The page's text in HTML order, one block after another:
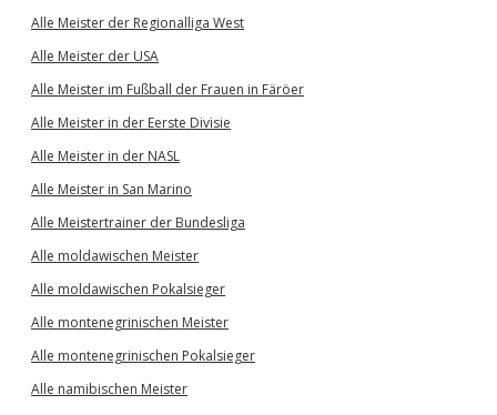
Alle Meister der Regionalliga West
Alle Meister der USA
Alle Meister im Fußball der Frauen in Färöer
Alle Meister in der Eerste Divisie
Alle Meister in der NASL
Alle Meister in San Marino
Alle Meistertrainer der Bundesliga
Alle moldawischen Meister
Alle moldawischen Pokalsieger
Alle montenegrinischen Meister
Alle montenegrinischen Pokalsieger
Alle namibischen Meister